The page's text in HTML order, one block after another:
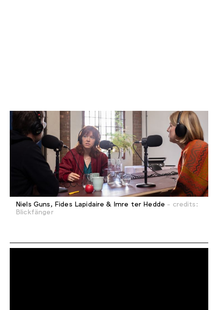
Niels Guns, Fides Lapidaire & Imre ter Hedde - credits:
Blickfänger